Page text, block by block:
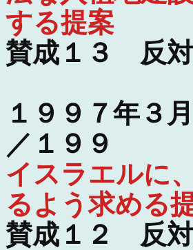
する提案
賛成１３ 反
１９９７年３
／１９９
イスラエルに
るよう求める
賛成１２ 反